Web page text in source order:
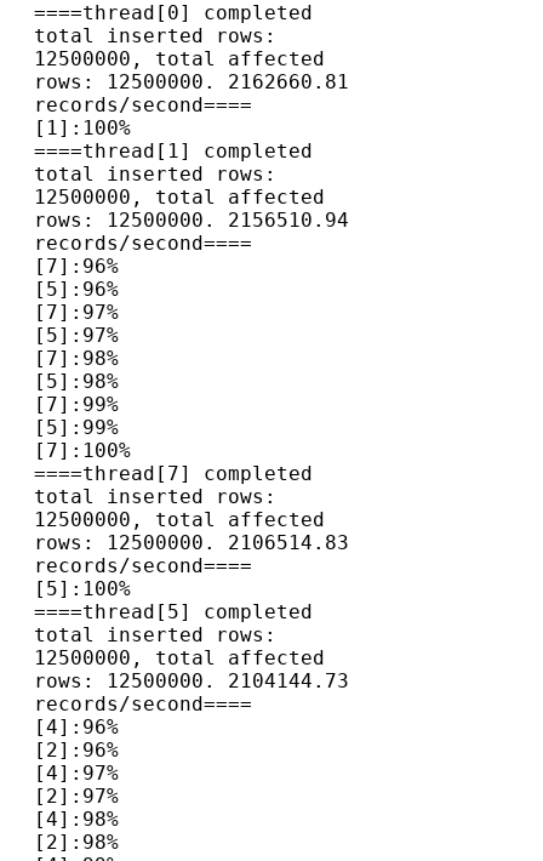
====thread[0] completed
total inserted rows:
12500000, total affected
rows: 12500000. 2162660.81
records/second====
[1]:100%
====thread[1] completed
total inserted rows:
12500000, total affected
rows: 12500000. 2156510.94
records/second====
[7]:96%
[5]:96%
[7]:97%
[5]:97%
[7]:98%
[5]:98%
[7]:99%
[5]:99%
[7]:100%
====thread[7] completed
total inserted rows:
12500000, total affected
rows: 12500000. 2106514.83
records/second====
[5]:100%
====thread[5] completed
total inserted rows:
12500000, total affected
rows: 12500000. 2104144.73
records/second====
[4]:96%
[2]:96%
[4]:97%
[2]:97%
[4]:98%
[2]:98%